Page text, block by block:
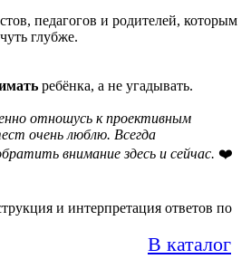
педагогов и родителей, которым
глубже.
ребёнка, а не угадывать.
отношусь к проективным
очень люблю. Всегда
внимание здесь и сейчас. ❤️
и интерпретация ответов по
В каталог